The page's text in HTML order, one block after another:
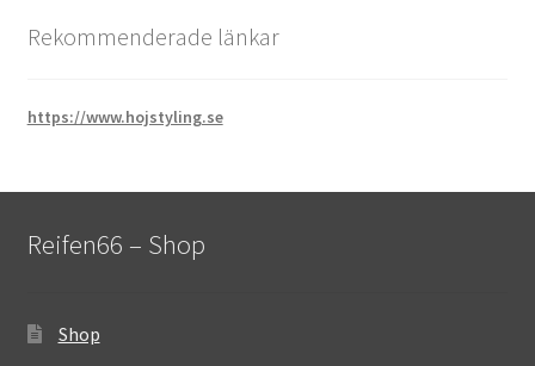
Rekommenderade länkar
https://www.hojstyling.se
Reifen66 – Shop
Shop